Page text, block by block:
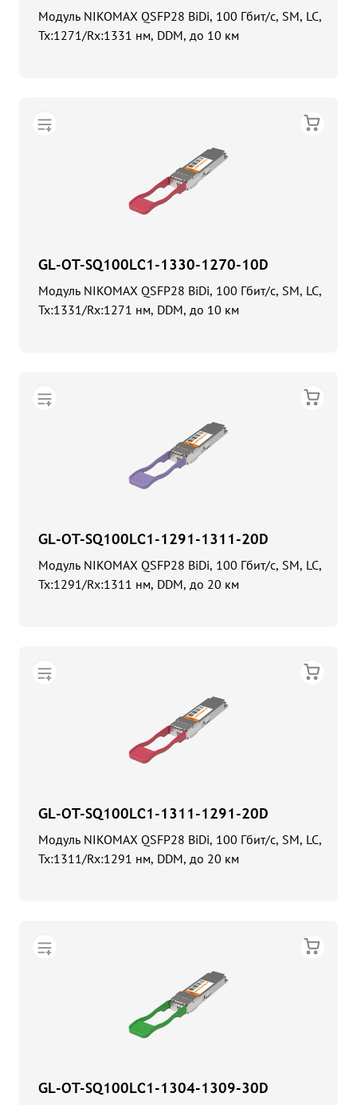
Модуль NIKOMAX QSFP28 BiDi, 100 Гбит/с, SM, LC,
Tx:1271/Rx:1331 нм, DDM, до 10 км
GL-OT-SQ100LC1-1330-1270-10D
Модуль NIKOMAX QSFP28 BiDi, 100 Гбит/с, SM, LC,
Tx:1331/Rx:1271 нм, DDM, до 10 км
GL-OT-SQ100LC1-1291-1311-20D
Модуль NIKOMAX QSFP28 BiDi, 100 Гбит/с, SM, LC,
Tx:1291/Rx:1311 нм, DDM, до 20 км
GL-OT-SQ100LC1-1311-1291-20D
Модуль NIKOMAX QSFP28 BiDi, 100 Гбит/с, SM, LC,
Tx:1311/Rx:1291 нм, DDM, до 20 км
GL-OT-SQ100LC1-1304-1309-30D